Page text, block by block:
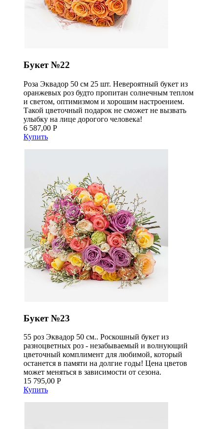
Букет №22
Роза Эквадор 50 см 25 шт. Невероятный букет из
оранжевых роз будто пропитан солнечным теплом
и светом, оптимизмом и хорошим настроением.
Такой цветочный подарок не сможет не вызвать
улыбку на лице дорогого человека!
6 587,00 Р
Купить
Букет №23
55 роз Эквадор 50 см.. Роскошный букет из
разноцветных роз - незабываемый и волнующий
цветочный комплимент для любимой, который
останется в памяти на долгие годы! Цена цветов
может меняться в зависимости от сезона.
15 795,00 Р
Купить